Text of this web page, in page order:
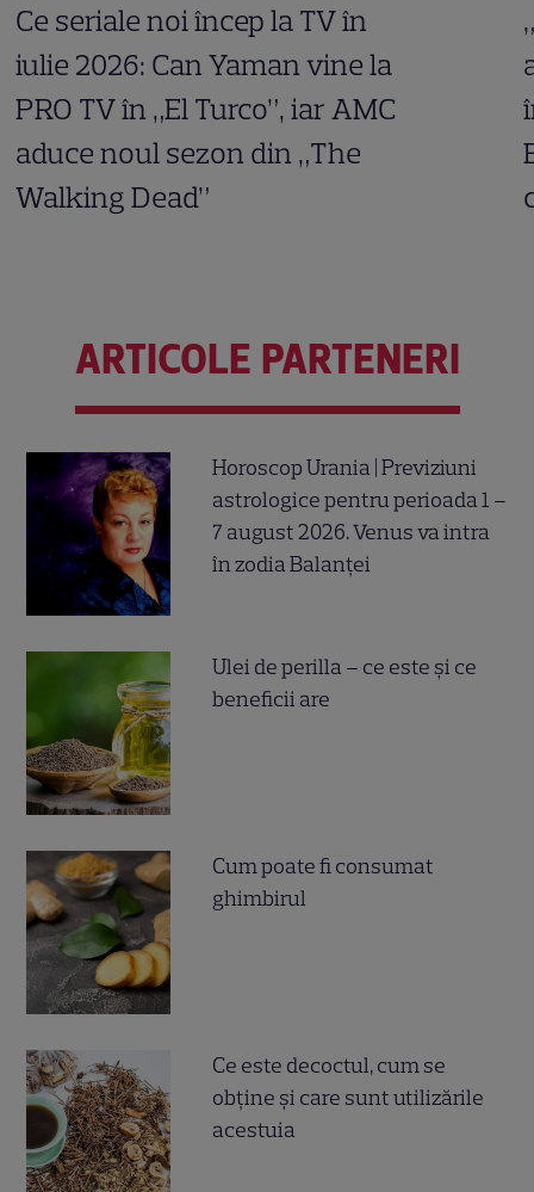
Ce seriale noi încep la TV în
iulie 2026: Can Yaman vine la
PRO TV în „El Turco”, iar AMC
aduce noul sezon din „The
Walking Dead”
ARTICOLE PARTENERI
Horoscop Urania | Previziuni
astrologice pentru perioada 1 –
7 august 2026. Venus va intra
în zodia Balanței
Ulei de perilla – ce este și ce
beneficii are
Cum poate fi consumat
ghimbirul
Ce este decoctul, cum se
obţine şi care sunt utilizările
acestuia